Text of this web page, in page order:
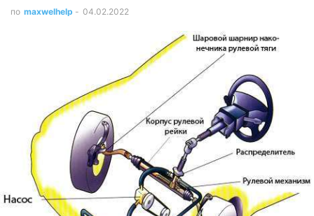
по maxwelhelp - 04.02.2022